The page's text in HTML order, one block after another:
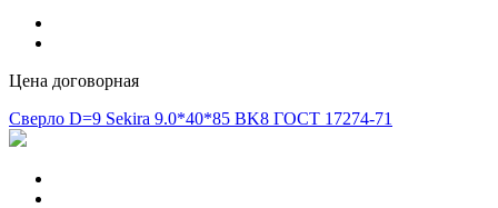
Цена договорная
Сверло D=9 Sekira 9.0*40*85 BK8 ГОСТ 17274-71